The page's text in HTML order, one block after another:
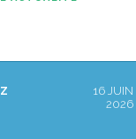
18 MAI
2026